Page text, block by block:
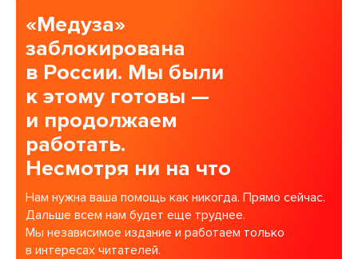
«Медуза»
заблокирована
в России. Мы были
к этому готовы —
и продолжаем
работать.
Несмотря ни на что
Нам нужна ваша помощь как никогда. Прямо сейчас.
Дальше всем нам будет еще труднее.
Мы независимое издание и работаем только
в интересах читателей.